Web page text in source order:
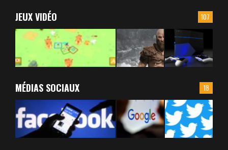
107
JEUX VIDÉO
18
MÉDIAS SOCIAUX